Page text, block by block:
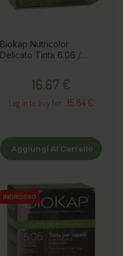
Biokap Nutricolor
Delicato Tinta 6.06 /
16,67 €
Log in to buy for : 15.84 €
Aggiungi Al Carrello
INGROSSO
INGROSSO
INGROSSO